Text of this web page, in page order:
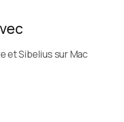
et Sibelius sur Mac